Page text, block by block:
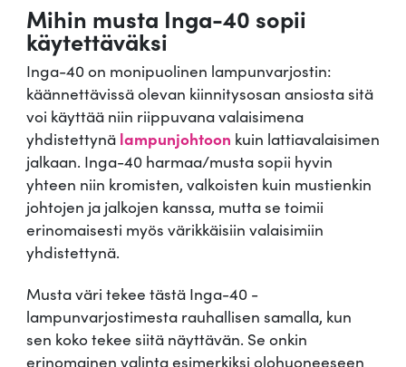
Mihin musta Inga-40 sopii
käytettäväksi
Inga-40 on monipuolinen lampunvarjostin:
käännettävissä olevan kiinnitysosan ansiosta sitä
voi käyttää niin riippuvana valaisimena
yhdistettynä lampunjohtoon kuin lattiavalaisimen
jalkaan. Inga-40 harmaa/musta sopii hyvin
yhteen niin kromisten, valkoisten kuin mustienkin
johtojen ja jalkojen kanssa, mutta se toimii
erinomaisesti myös värikkäisiin valaisimiin
yhdistettynä.
Musta väri tekee tästä Inga-40 -
lampunvarjostimesta rauhallisen samalla, kun
sen koko tekee siitä näyttävän. Se onkin
erinomainen valinta esimerkiksi olohuoneeseen